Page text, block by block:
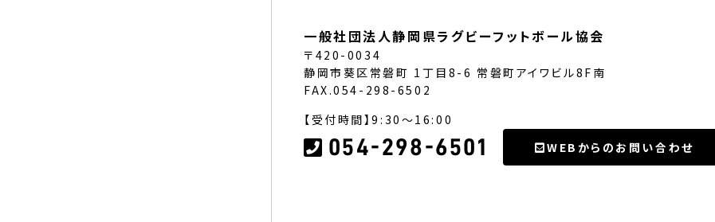
一般社団法人静岡県ラグビーフットボール協会
〒420-0034
静岡市葵区常磐町 1丁目8-6 常磐町アイワビル8F南
FAX.054-298-6502
【受付時間】9:30〜16:00
054-298-6501 WEBからのお問い合わせ